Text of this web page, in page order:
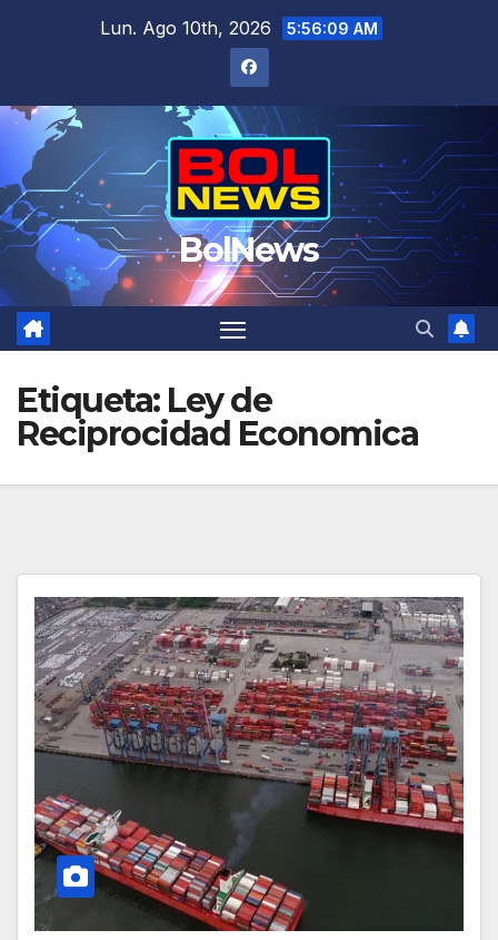
Lun. Ago 10th, 2026 5:56:10 AM
BolNews
Etiqueta: Ley de
Reciprocidad Economica